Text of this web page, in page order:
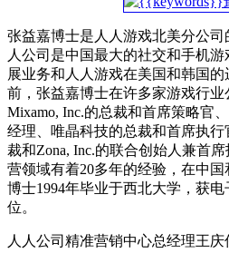
张益嘉博士是人人游戏北美分公司
人公司是中国最大的社交和手机
展业务和人人游戏在美国和韩国
前，张益嘉博士在许多家游戏行
Mixamo, Inc.的总裁和首席策略官
经理、唯晶科技的总裁和首席执
裁和Zona, Inc.的联合创始人兼首
营领域有着20多年的经验，在中
博士1994年毕业于西北大学，获
位。
人人公司精准营销中心总经理王庆